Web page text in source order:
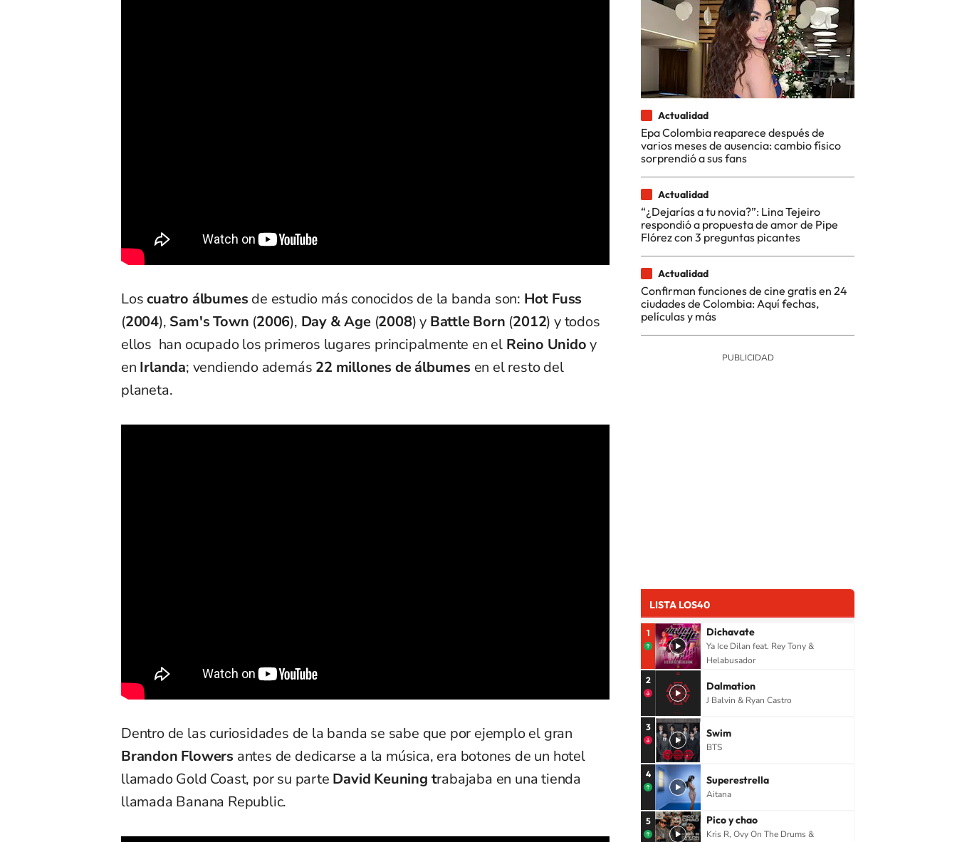
Loscuatro álbumes de estudio más conocidos de la banda son: Hot Fuss
(2004), Sam's Town (2006), Day & Age(2008) y Battle Born (2012) y todos
ellos han ocupado los primeros lugares principalmente en el Reino Unidoy
en Irlanda; vendiendo además 22 millones de álbumes en el resto del
planeta.
Dentro de las curiosidades de la banda se sabe que por ejemplo el gran
Brandon Flowers antes de dedicarse a la música, era botones de un hotel
llamado Gold Coast, por su parte David Keuning trabajaba en una tienda
llamada Banana Republic.
Actualidad
Epa Colombia reaparece después de
varios meses de ausencia: cambio físico
sorprendió a sus fans
Actualidad
“¿Dejarías a tu novia?”: Lina Tejeiro
respondió a propuesta de amor de Pipe
Flórez con 3 preguntas picantes
Actualidad
Confirman funciones de cine gratis en 24
ciudades de Colombia: Aquí fechas,
películas y más
LISTA LOS40
1 Dichavate
Ya Ice Dilan feat. Rey Tony &
Helabusador
2 Dalmation
J Balvin & Ryan Castro
3 Swim
BTS
4 Superestrella
Aitana
5 Pico y chao
Kris R, Ovy On The Drums &